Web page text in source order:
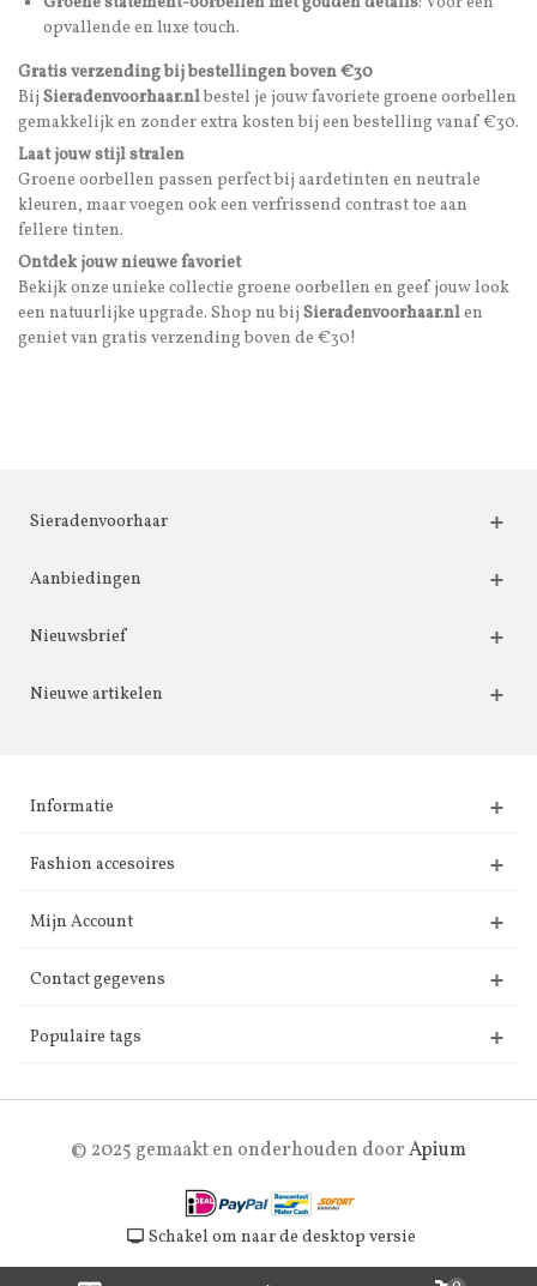
opvallende en luxe touch.
Gratis verzending bij bestellingen boven €30
Bij Sieradenvoorhaar.nlbestel je jouw favoriete groene oorbellen
gemakkelijk en zonder extra kosten bij een bestelling vanaf €30.
Laat jouw stijl stralen
Groene oorbellen passen perfect bij aardetinten en neutrale
kleuren, maar voegen ook een verfrissend contrast toe aan
fellere tinten.
Ontdek jouw nieuwe favoriet
Bekijk onze unieke collectie groene oorbellen en geef jouw look
een natuurlijke upgrade. Shop nu bij Sieradenvoorhaar.nlen
geniet van gratis verzending boven de €30!
Sieradenvoorhaar
Aanbiedingen
Nieuwsbrief
Nieuwe artikelen
Informatie
Fashion accesoires
Mijn Account
Contact gegevens
Populaire tags
© 2025 gemaakt en onderhouden doorApium
Schakel om naar de desktop versie